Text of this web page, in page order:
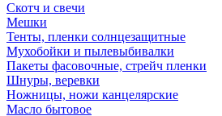
Скотч и свечи
Мешки
Тенты, пленки солнцезащитные
Мухобойки и пылевыбивалки
Пакеты фасовочные, стрейч пленки
Шнуры, веревки
Ножницы, ножи канцелярские
Масло бытовое